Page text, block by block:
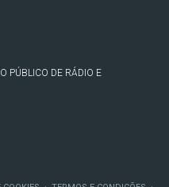
PÚBLICO DE RÁDIO E